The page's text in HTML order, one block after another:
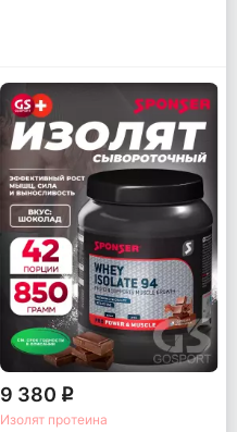
9 380 q
Изолят протеина